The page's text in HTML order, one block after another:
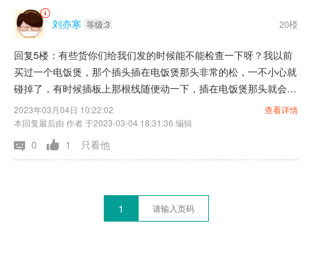
刘亦寒 等级:3 20楼
回复5楼：有些货你们给我们发的时候能不能检查一下呀？我以前
买过一个电饭煲，那个插头插在电饭煲那头非常的松，一不小心就
碰掉了，有时候插板上那根线随便动一下，插在电饭煲那头就会滋
滋滋的想，像那个电棍一样，你说问题也不是什么大问题，但是这
么小个问题你们都注意不到，厨房里我家那个插线板是共用的，有
时候电饭煲和电磁炉会同时使用，但有时候那个电饭煲一不小心动
了那根线那个电饭煲就断电了，菜都做好了，电饭煲里面的米还是
插在电饭煲那头太松了点
2023年03月04日 10:22:02
查看详情
本回复最后由 作者 于2023-03-04 18:31:36 编辑
0 1 只看他
1